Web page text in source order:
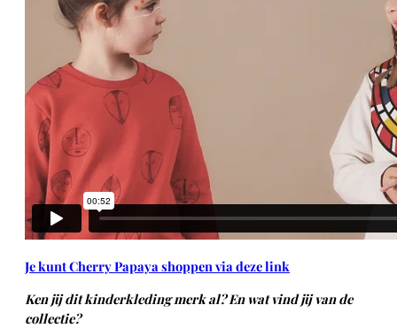
Je kunt Cherry Papaya shoppen via deze link
Ken jij dit kinderkleding merk al? En wat vind jij van de
collectie?